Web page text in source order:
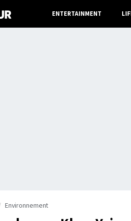
ENTERTAINMENT
Environnement